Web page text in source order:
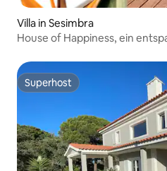
Villa in Sesimbra
House of Happiness, ein
Superhost
Superhost